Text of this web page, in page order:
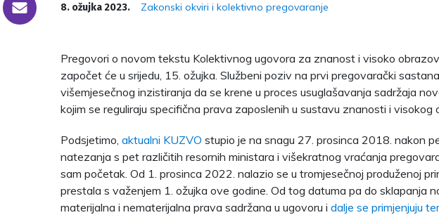
8. ožujka 2023. Zakonski okviri i kolektivno pregovaranje
Pregovori o novom tekstu Kolektivnog ugovora za znanost i visoko
započet će u srijedu, 15. ožujka. Službeni poziv na prvi pregovarački
višemjesečnog inzistiranja da se krene u proces usuglašavanja sadržaja
kojim se reguliraju specifična prava zaposlenih u sustavu znanosti i visokog
Podsjetimo, aktualni KUZVO stupio je na snagu 27. prosinca 2018. nakon
natezanja s pet različitih resornih ministara i višekratnog vraćanja
sam početak. Od 1. prosinca 2022. nalazio se u tromjesečnoj produženoj
prestala s važenjem 1. ožujka ove godine. Od tog datuma pa do sklapanja
materijalna i nematerijalna prava sadržana u ugovoru i dalje se primjenjuju